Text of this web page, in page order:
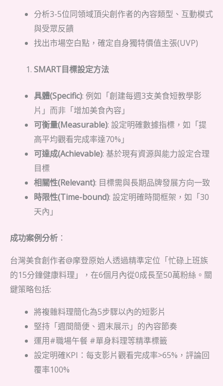
分析3-5位同領域頂尖創作者的內容類型、互動模式
與受眾反饋
找出市場空白點，確定自身獨特價值主張(UVP)
SMART目標設定方法
具體(Specific): 例如「創建每週3支美食短教學影
片」而非「增加美食內容」
可衡量(Measurable): 設定明確數據指標，如「提
高平均觀看完成率達70%」
可達成(Achievable): 基於現有資源與能力設定合理
目標
相關性(Relevant): 目標需與長期品牌發展方向一致
時限性(Time-bound): 設定明確時間框架，如「30
天內」
成功案例分析 ：
台灣美食創作者@摩登原始人透過精準定位「忙碌上班族
的15分鐘健康料理」，在6個月內從0成長至50萬粉絲。關
鍵策略包括:
將複雜料理簡化為5步驟以內的短影片
堅持「週間簡便、週末展示」的內容節奏
運用#職場午餐 #單身料理等精準標籤
設定明確KPI：每支影片觀看完成率>65%，評論回
覆率100%